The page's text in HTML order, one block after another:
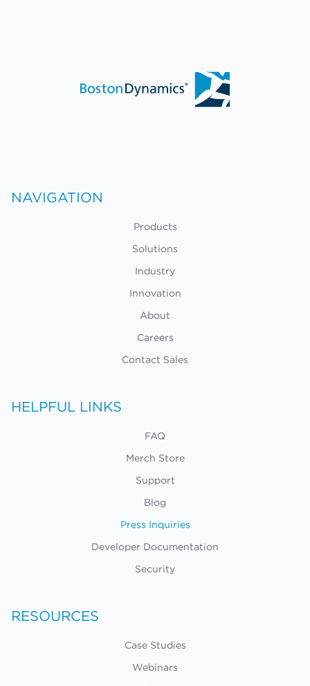
NAVIGATION
Products
Solutions
Industry
Innovation
About
Careers
Contact Sales
HELPFUL LINKS
FAQ
Merch Store
Support
Blog
Press Inquiries
Developer Documentation
Security
RESOURCES
Case Studies
Webinars